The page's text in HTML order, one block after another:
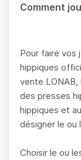
Comment
Pour faire vos
hippiques
vente
des presses
hippiques et
désigner le ou
Choisir le ou